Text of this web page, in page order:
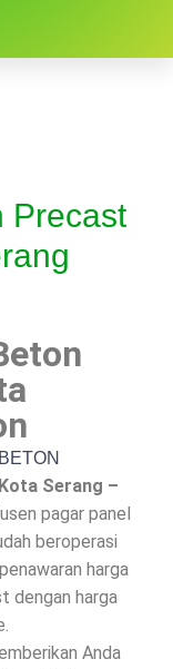
Precast
Serang –
pagar panel
beroperasi
harga
dengan harga
Anda